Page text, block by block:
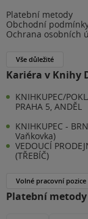
Platební metody
Obchodní
Ochrana osobních
Vše důležité
Kariéra v Knihy
KNIHKUPEC/
PRAHA 5, ANDĚL
KNIHKUPEC -
Vaňkovka)
VEDOUCÍ
(TŘEBÍČ)
Volné pracovní pozice
Platební metody